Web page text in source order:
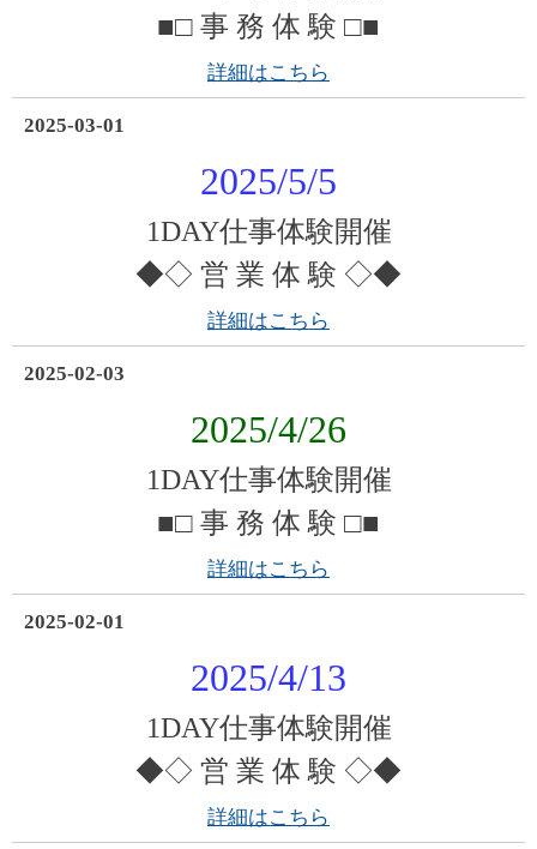
■□ 事 務 体 験 □■
詳細はこちら
2025-03-01
2025/5/5
1DAY仕事体験開催
◆◇ 営 業 体 験 ◇◆
詳細はこちら
2025-02-03
2025/4/26
1DAY仕事体験開催
■□ 事 務 体 験 □■
詳細はこちら
2025-02-01
2025/4/13
1DAY仕事体験開催
◆◇ 営 業 体 験 ◇◆
詳細はこちら